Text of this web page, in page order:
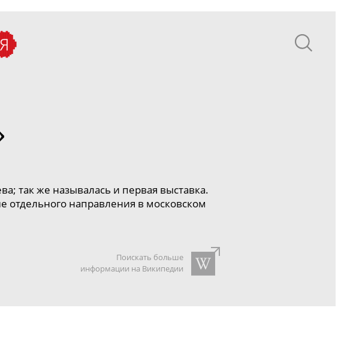
так же называлась и первая выставка.
направления в московском
Поискать больше
информации на Википедии